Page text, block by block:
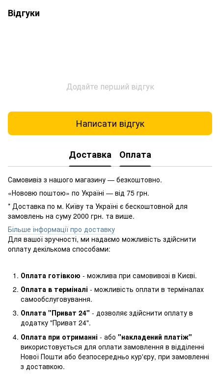
Відгуки
Додайте перший відгук
Написати відгук
Доставка Оплата
Самовивіз з нашого магазину — безкоштовно.
«Нововю поштою» по Україні — від 75 грн.
* Доставка по м. Київу та Україні є бескоштовной для
замовлень на суму 2000 грн. та више.
Більше інформації про доставку
Для вашої зручності, ми надаємо можливість здійснити
оплату декількома способами:
Оплата готівкою - можлива при самовивозі в Києві.
Оплата в терміналі - можливість оплати в терміналах
самообслуговування.
Оплата "Приват 24" - дозволяє здійснити оплату в
додатку "Приват 24".
Оплата при отриманні - або "накладений платіж"
використовується для оплати замовлення в відділенні
Нової Пошти або безпосередньо кур'єру, при замовленні
з доставкою.